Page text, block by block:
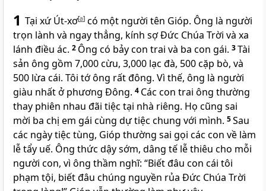
1 Tại xứ Út-xơ[a] có một người tên Gióp. Ông là người
trọn lành và ngay thẳng, kính sợ Đức Chúa Trời và xa
lánh điều ác. 2 Ông có bảy con trai và ba con gái. 3Tài
sản ông gồm 7,000 cừu, 3,000 lạc đà, 500 cặp bò, và
500 lừa cái. Tôi tớ ông rất đông. Vì thế, ông là người
giàu nhất ở phương Đông. 4 Các con trai ông thường
thay phiên nhau đãi tiệc tại nhà riêng. Họ cũng sai
mời ba chị em gái cùng dự tiệc chung với mình. 5Sau
các ngày tiệc tùng, Gióp thường sai gọi các con về làm
lễ tẩy uế. Ông thức dậy sớm, dâng tế lễ thiêu cho mỗi
người con, vì ông thầm nghĩ: “Biết đâu con cái tôi
phạm tội, biết đâu chúng nguyền rủa Đức Chúa Trời